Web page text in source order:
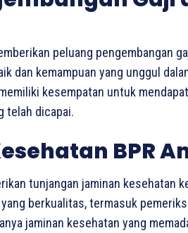
peluang pengembangan
dan kemampuan yang unggul
kesempatan untuk
telah dicapai.
BPR
tunjangan jaminan kesehatan
berkualitas, termasuk
jaminan kesehatan yang